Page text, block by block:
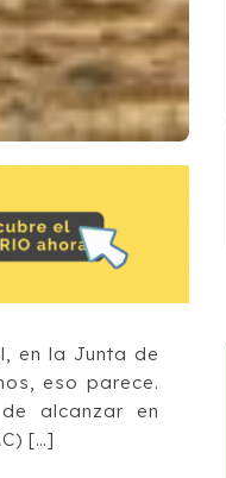
en la Junta de
eso parece.
alcanzar en
[…]